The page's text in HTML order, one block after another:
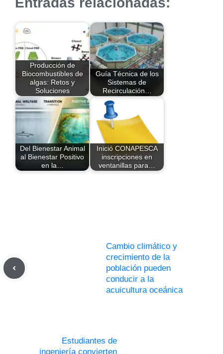
Producción de
Biocombustibles de
algas: Retos y
Soluciones
Guía Técnica de los
Sistemas de
Recirculación…
Del Bienestar Animal
al Bienestar Positivo
en la…
Inició CONAPESCA
inscripciones en
ventanillas para…
Cambio climático y
crecimiento de la
población pueden
conducir a la
acuicultura oceánica
Estudiantes de
ingeniería convierten